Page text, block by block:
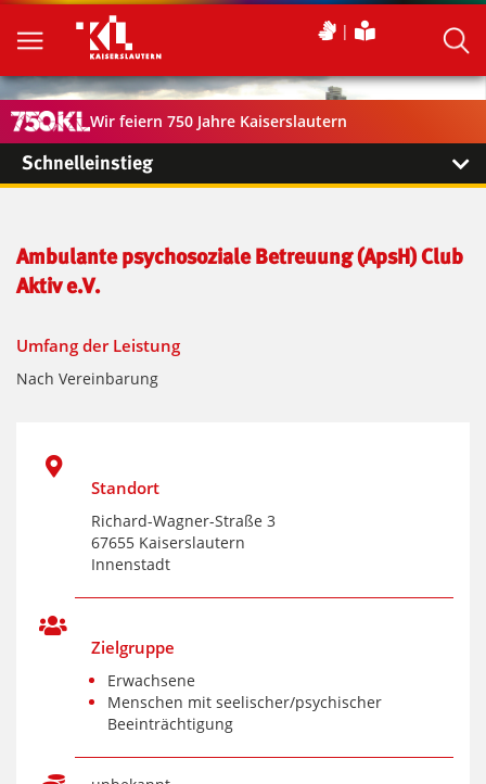
Wir feiern 750 Jahre Kaiserslautern
Schnelleinstieg
Ambulante psychosoziale Betreuung (ApsH) Club
Aktiv e.V.
Umfang der Leistung
Nach Vereinbarung
Standort
Richard-Wagner-Straße 3
67655 Kaiserslautern
Innenstadt
Zielgruppe
Erwachsene
Menschen mit seelischer/psychischer
Beeinträchtigung